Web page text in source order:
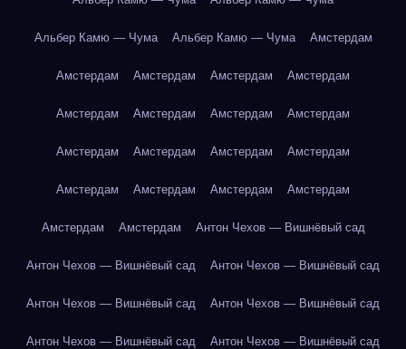
Альбер Камю — Чума Альбер Камю — Чума Амстердам
Амстердам Амстердам Амстердам Амстердам
Амстердам Амстердам Амстердам Амстердам
Амстердам Амстердам Амстердам Амстердам
Амстердам Амстердам Амстердам Амстердам
Амстердам Амстердам Антон Чехов — Вишнёвый сад
Антон Чехов — Вишнёвый сад Антон Чехов — Вишнёвый сад
Антон Чехов — Вишнёвый сад Антон Чехов — Вишнёвый сад
Антон Чехов — Вишнёвый сад Антон Чехов — Вишнёвый сад